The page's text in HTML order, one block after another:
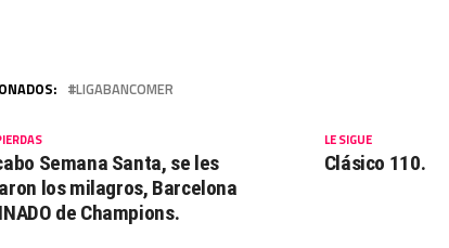
LIGABANCOMER
LE SIGUE
Clásico 110.
Semana Santa, se les
los milagros, Barcelona
de Champions.